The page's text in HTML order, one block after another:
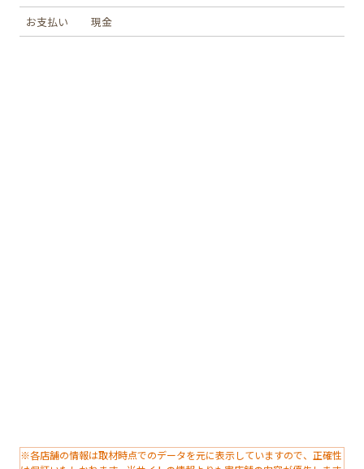
お支払い
現金
※各店舗の情報は取材時点でのデータを元に表示していますので、正確性